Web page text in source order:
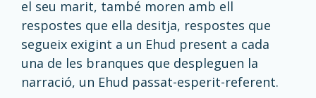
el seu marit, també moren amb ell
respostes que ella desitja, respostes que
segueix exigint a un Ehud present a cada
una de les branques que despleguen la
narració, un Ehud passat-esperit-referent.